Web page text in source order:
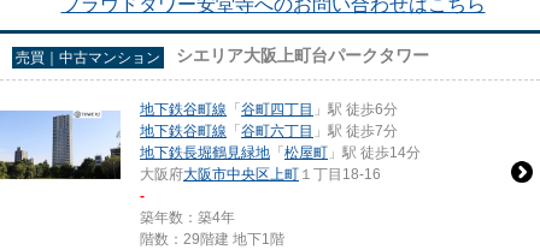
プラウドタワー安堂寺へのお問い合わせはこちら
売買｜中古マンション シエリア大阪上町台パークタワー
地下鉄谷町線 「 谷町四丁目 」駅 徒歩6分
地下鉄谷町線 「 谷町六丁目 」駅 徒歩7分
地下鉄長堀鶴見緑地 「 松屋町 」駅 徒歩14分
大阪府大阪市中央区上町 １丁目18-16
-
築年数：築4年
階数：29階建 地下1階